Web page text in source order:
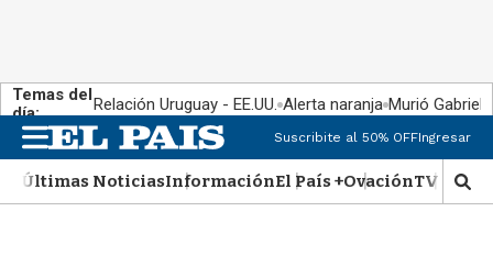
Temas del
día:
Relación Uruguay - EE.UU. Alerta naranja Murió Gabriel
M
e
n
u
Suscribite al 50% OFFIngresar
Últimas NoticiasInformaciónEl País +OvaciónTV Show
M
o